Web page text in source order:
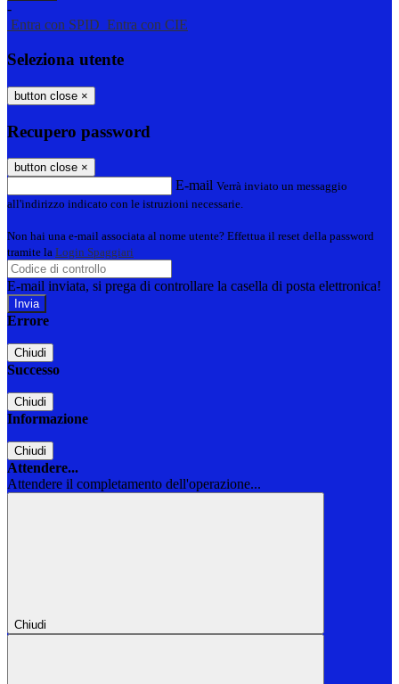
-
Entra con SPID Entra con CIE
Seleziona utente
button close ×
Recupero password
button close ×
E-mail Verrà inviato un messaggio
all'indirizzo indicato con le istruzioni necessarie.
Non hai una e-mail associata al nome utente? Effettua il reset della password
tramite la Login Spaggiari
E-mail inviata, si prega di controllare la casella di posta elettronica!
Errore
Chiudi
Successo
Chiudi
Informazione
Chiudi
Attendere...
Attendere il completamento dell'operazione...
Chiudi